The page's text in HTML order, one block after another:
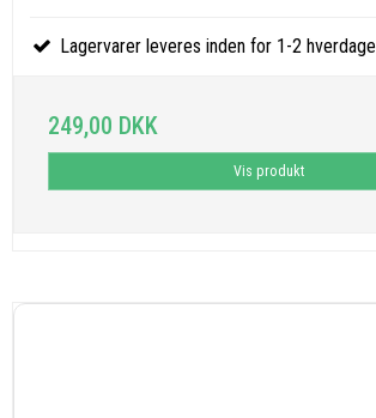
Lagervarer leveres inden for 1-2 hverdage
249,00 DKK
Vis produkt